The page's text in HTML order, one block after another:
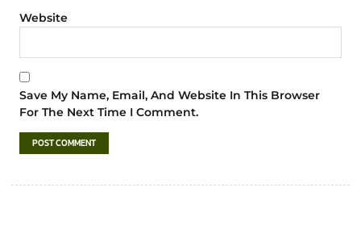
Website
Save My Name, Email, And Website In This Browser
For The Next Time I Comment.